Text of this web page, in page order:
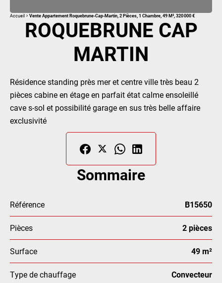
Accueil Vente Appartement Roquebrune-Cap-Martin, 2 Pièces, 1 Chambre, 49 M², 320 000 €
ROQUEBRUNE CAP
MARTIN
Résidence standing près mer et centre ville très beau 2
pièces cabine en étage en parfait état calme ensoleillé
cave s-sol et possibilité garage en sus très belle affaire
exclusivité
Sommaire
Référence B15650
Pièces 2 pièces
Surface 49 m²
Type de chauffage Convecteur